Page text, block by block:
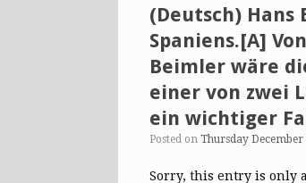
(Deutsch)
Spaniens.[A]
Beimler wäre
einer von zwei
ein wichtiger
Posted on Thursday December
Sorry, this entry is only